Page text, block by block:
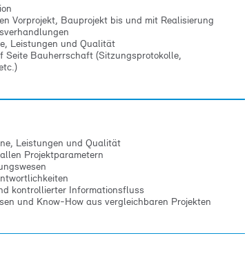
Vorprojekt, Bauprojekt bis und mit Realisierung
Leistungen und Qualität
Seite Bauherrschaft (Sitzungsprotokolle,
Leistungen und Qualität
Projektparametern
kontrollierter Informationsfluss
und Know-How aus vergleichbaren Projekten